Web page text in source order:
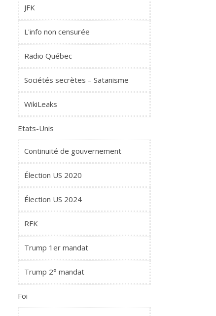
JFK
L'info non censurée
Radio Québec
Sociétés secrètes – Satanisme
WikiLeaks
Etats-Unis
Continuité de gouvernement
Élection US 2020
Élection US 2024
RFK
Trump 1er mandat
Trump 2° mandat
Foi